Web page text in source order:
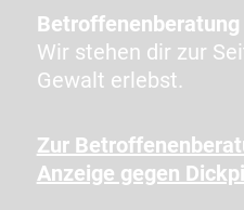
t
e
n
i
c
Betroffenenberatung
Wir stehen dir zur
Gewalt erlebst.
Zur
Anzeige gegen